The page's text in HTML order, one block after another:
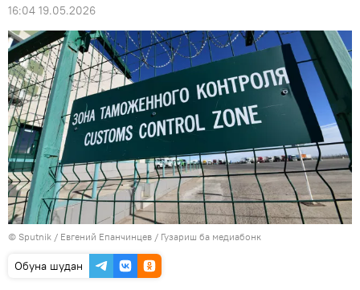
16:04 19.05.2026
© Sputnik / Евгений Епанчинцев / Гузариш ба медиабонк
Обуна шудан